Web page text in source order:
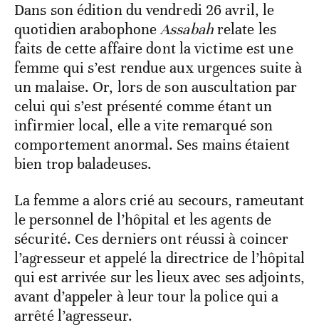
Dans son édition du vendredi 26 avril, le
quotidien arabophoneAssabahrelate les
faits de cette affaire dont la victime est une
femme qui s’est rendue aux urgences suite à
un malaise. Or, lors de son auscultation par
celui qui s’est présenté comme étant un
infirmier local, elle a vite remarqué son
comportement anormal. Ses mains étaient
bien trop baladeuses.
La femme a alors crié au secours, rameutant
le personnel de l’hôpital et les agents de
sécurité. Ces derniers ont réussi à coincer
l’agresseur et appelé la directrice de l’hôpital
qui est arrivée sur les lieux avec ses adjoints,
avant d’appeler à leur tour la police qui a
arrêté l’agresseur.